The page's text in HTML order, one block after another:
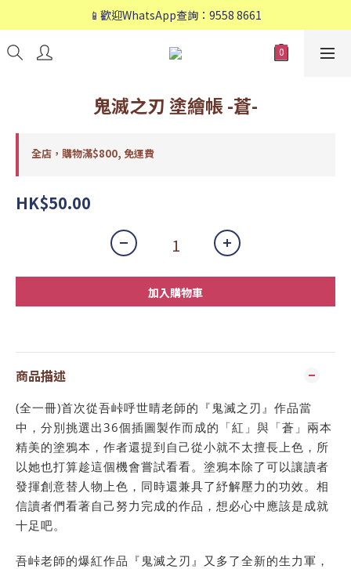
📱歡迎WhatsApp查詢：9558 8661
📱歡迎WhatsApp查詢：9558 8661
❤️會員專享：🛍購物滿💰HK$800，🚚免運費❤️
鬼滅之刃 塗繪帳 -蒼-
全店，購物滿$800, 免運費
HK$50.00
加入購物車
商品描述
(全一冊)首次從吾峠呼世晴老師的『鬼滅之刃』作品當
中，分別挑選出36個插圖製作而成的「紅」與「蒼」兩本
精美的塗鴉本，作者還提到自己從小就不太擅長上色，所
以她也打算趁這個機會嘗試看看。塗鴉本除了可以讓讀者
發揮創意替人物上色，同時還兼具了紓解壓力的功效。相
信讀者們看著自己努力完成的作品，想必心中應該是成就
十足吧。
吾峠老師的爆紅作品『鬼滅之刃』又多了全新的生力軍，